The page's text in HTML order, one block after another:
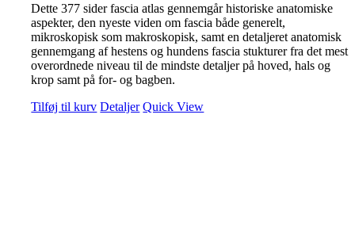
Dette 377 sider fascia atlas gennemgår historiske anatomiske
aspekter, den nyeste viden om fascia både generelt,
mikroskopisk som makroskopisk, samt en detaljeret anatomisk
gennemgang af hestens og hundens fascia stukturer fra det mest
overordnede niveau til de mindste detaljer på hoved, hals og
krop samt på for- og bagben.
Tilføj til kurv Detaljer Quick View